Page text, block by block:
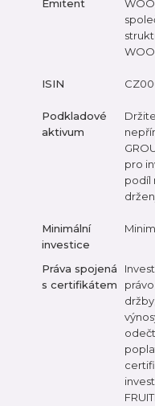
Emitent
ISIN
Podkladové
aktivum
pro
podíl
Minimální
investice
Práva spojená
s certifikátem